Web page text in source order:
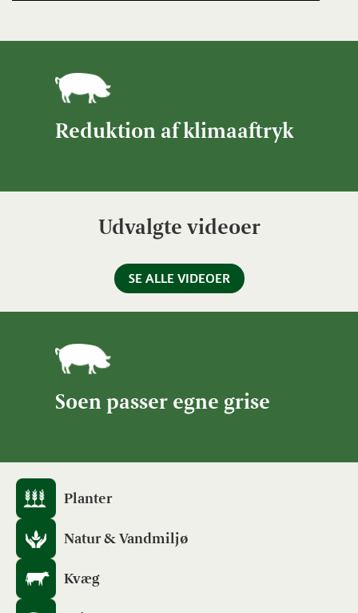
Reduktion af klimaaftryk
Udvalgte videoer
SE ALLE VIDEOER
Soen passer egne grise
Planter
Natur & Vandmiljø
Kvæg